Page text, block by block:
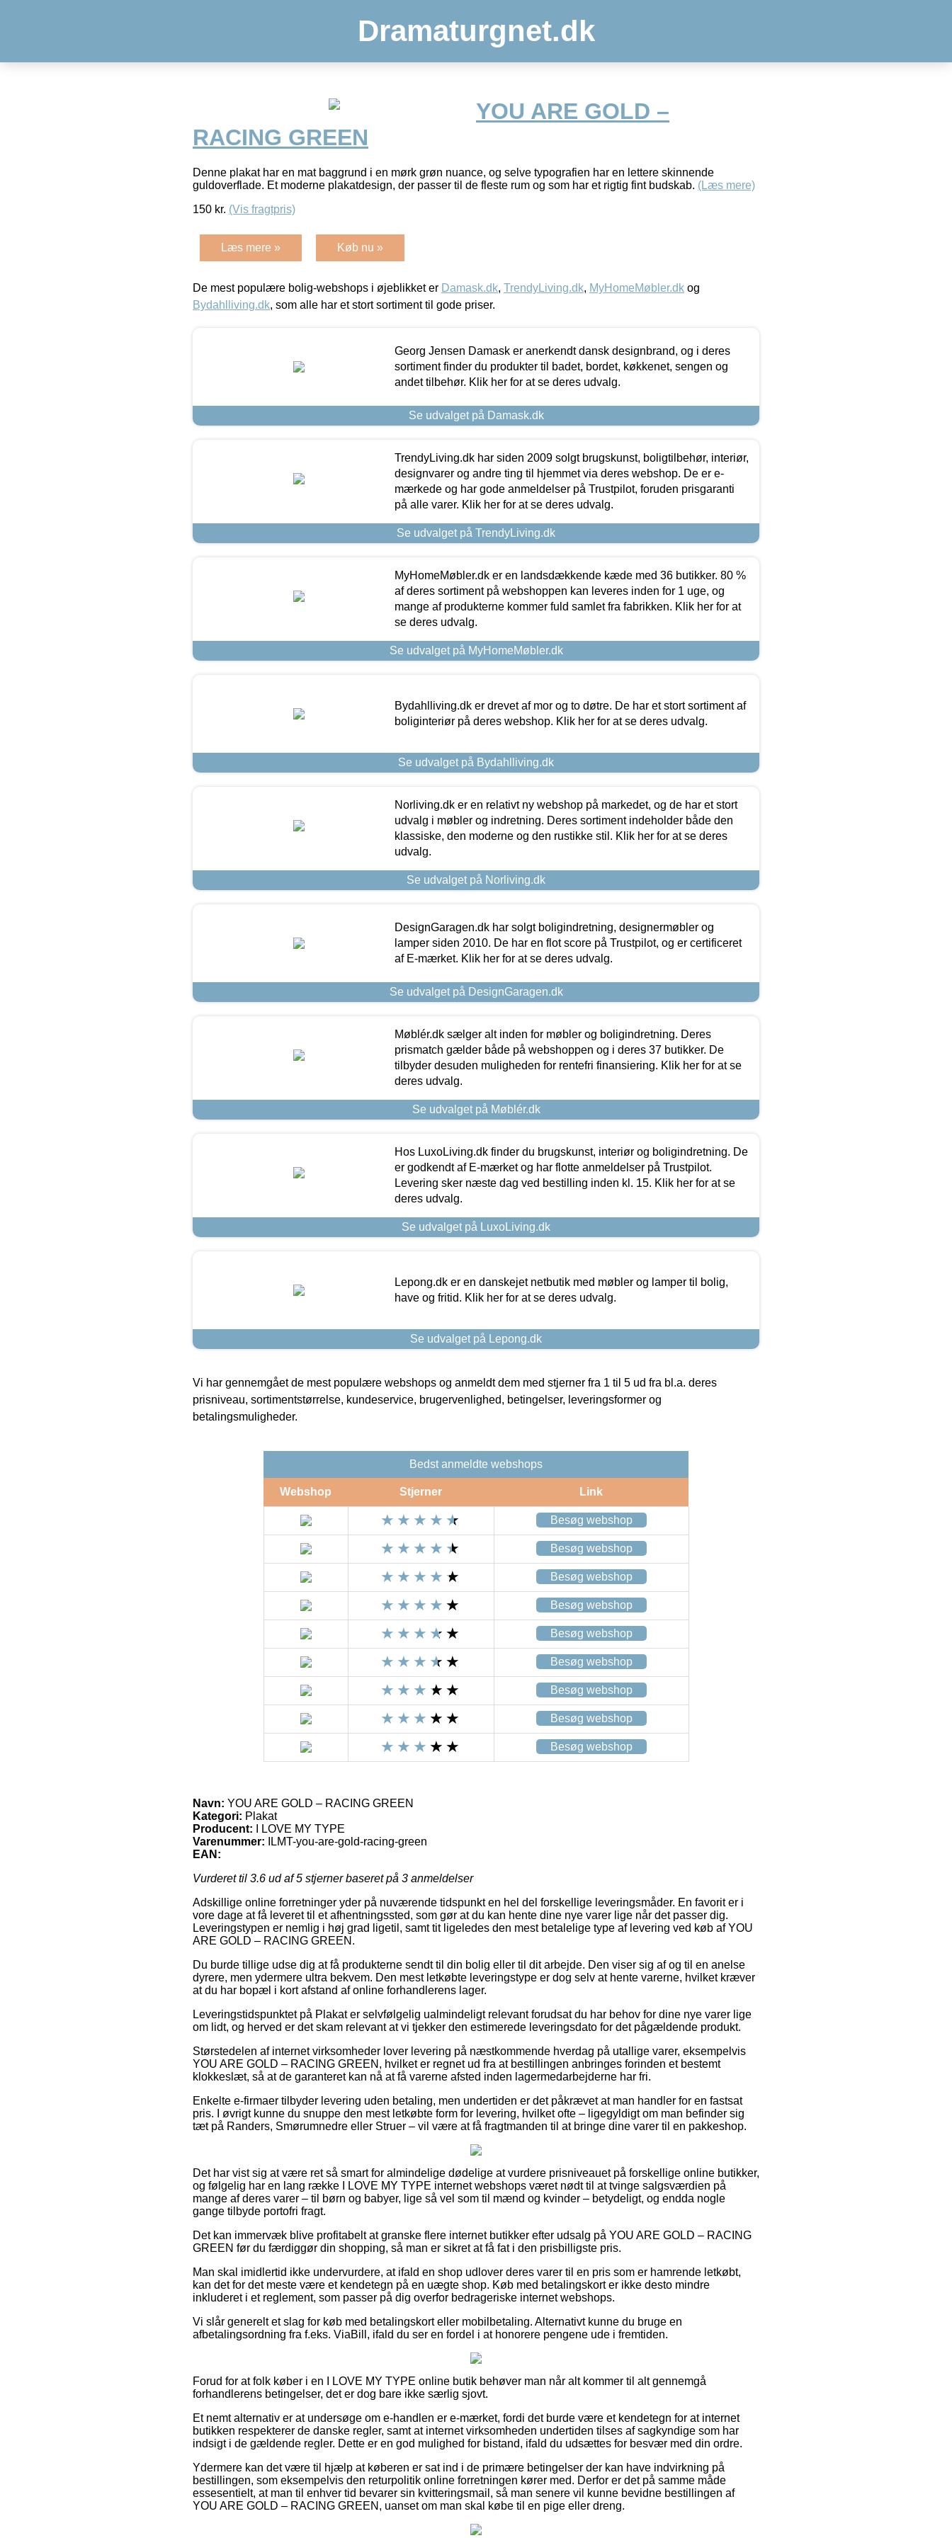
Dramaturgnet.dk
YOU ARE GOLD –
RACING GREEN
Denne plakat har en mat baggrund i en mørk grøn nuance, og selve typografien har en lettere skinnende
guldoverflade. Et moderne plakatdesign, der passer til de fleste rum og som har et rigtig fint budskab. (Læs mere)
150 kr. (Vis fragtpris)
Læs mere » Køb nu »
De mest populære bolig-webshops i øjeblikket er Damask.dk, TrendyLiving.dk, MyHomeMøbler.dk og
Bydahlliving.dk, som alle har et stort sortiment til gode priser.
Georg Jensen Damask er anerkendt dansk designbrand, og i deres
sortiment finder du produkter til badet, bordet, køkkenet, sengen og
andet tilbehør. Klik her for at se deres udvalg.
Se udvalget på Damask.dk
TrendyLiving.dk har siden 2009 solgt brugskunst, boligtilbehør, interiør,
designvarer og andre ting til hjemmet via deres webshop. De er e-
mærkede og har gode anmeldelser på Trustpilot, foruden prisgaranti
på alle varer. Klik her for at se deres udvalg.
Se udvalget på TrendyLiving.dk
MyHomeMøbler.dk er en landsdækkende kæde med 36 butikker. 80 %
af deres sortiment på webshoppen kan leveres inden for 1 uge, og
mange af produkterne kommer fuld samlet fra fabrikken. Klik her for at
se deres udvalg.
Se udvalget på MyHomeMøbler.dk
Bydahlliving.dk er drevet af mor og to døtre. De har et stort sortiment af
boliginteriør på deres webshop. Klik her for at se deres udvalg.
Se udvalget på Bydahlliving.dk
Norliving.dk er en relativt ny webshop på markedet, og de har et stort
udvalg i møbler og indretning. Deres sortiment indeholder både den
klassiske, den moderne og den rustikke stil. Klik her for at se deres
udvalg.
Se udvalget på Norliving.dk
DesignGaragen.dk har solgt boligindretning, designermøbler og
lamper siden 2010. De har en flot score på Trustpilot, og er certificeret
af E-mærket. Klik her for at se deres udvalg.
Se udvalget på DesignGaragen.dk
Møblér.dk sælger alt inden for møbler og boligindretning. Deres
prismatch gælder både på webshoppen og i deres 37 butikker. De
tilbyder desuden muligheden for rentefri finansiering. Klik her for at se
deres udvalg.
Se udvalget på Møblér.dk
Hos LuxoLiving.dk finder du brugskunst, interiør og boligindretning. De
er godkendt af E-mærket og har flotte anmeldelser på Trustpilot.
Levering sker næste dag ved bestilling inden kl. 15. Klik her for at se
deres udvalg.
Se udvalget på LuxoLiving.dk
Lepong.dk er en danskejet netbutik med møbler og lamper til bolig,
have og fritid. Klik her for at se deres udvalg.
Se udvalget på Lepong.dk
Vi har gennemgået de mest populære webshops og anmeldt dem med stjerner fra 1 til 5 ud fra bl.a. deres
prisniveau, sortimentstørrelse, kundeservice, brugervenlighed, betingelser, leveringsformer og
betalingsmuligheder.
Bedst anmeldte webshops
Webshop Stjerner Link
Besøg webshop
Besøg webshop
Besøg webshop
Besøg webshop
Besøg webshop
Besøg webshop
Besøg webshop
Besøg webshop
Besøg webshop
Navn: YOU ARE GOLD – RACING GREEN
Kategori: Plakat
Producent:
I LOVE MY TYPE
Varenummer:
ILMT-you-are-gold-racing-green
EAN:
Vurderet til 3.6 ud af 5 stjerner baseret på 3 anmeldelser
Adskillige online forretninger yder på nuværende tidspunkt en hel del forskellige leveringsmåder. En favorit er i
vore dage at få leveret til et afhentningssted, som gør at du kan hente dine nye varer lige når det passer dig.
Leveringstypen er nemlig i høj grad ligetil, samt tit ligeledes den mest betalelige type af levering ved køb af YOU
ARE GOLD – RACING GREEN.
Du burde tillige udse dig at få produkterne sendt til din bolig eller til dit arbejde. Den viser sig af og til en anelse
dyrere, men ydermere ultra bekvem. Den mest letkøbte leveringstype er dog selv at hente varerne, hvilket kræver
at du har bopæl i kort afstand af online forhandlerens lager.
Leveringstidspunktet på Plakat er selvfølgelig ualmindeligt relevant forudsat du har behov for dine nye varer lige
om lidt, og herved er det skam relevant at vi tjekker den estimerede leveringsdato for det pågældende produkt.
Størstedelen af internet virksomheder lover levering på næstkommende hverdag på utallige varer, eksempelvis
YOU ARE GOLD – RACING GREEN, hvilket er regnet ud fra at bestillingen anbringes forinden et bestemt
klokkeslæt, så at de garanteret kan nå at få varerne afsted inden lagermedarbejderne har fri.
Enkelte e-firmaer tilbyder levering uden betaling, men undertiden er det påkrævet at man handler for en fastsat
pris. I øvrigt kunne du snuppe den mest letkøbte form for levering, hvilket ofte – ligegyldigt om man befinder sig
tæt på Randers, Smørumnedre eller Struer – vil være at få fragtmanden til at bringe dine varer til en pakkeshop.
Det har vist sig at være ret så smart for almindelige dødelige at vurdere prisniveauet på forskellige online butikker,
og følgelig har en lang række I LOVE MY TYPE internet webshops været nødt til at tvinge salgsværdien på
mange af deres varer – til børn og babyer, lige så vel som til mænd og kvinder – betydeligt, og endda nogle
gange tilbyde portofri fragt.
Det kan immervæk blive profitabelt at granske flere internet butikker efter udsalg på YOU ARE GOLD – RACING
GREEN før du færdiggør din shopping, så man er sikret at få fat i den prisbilligste pris.
Man skal imidlertid ikke undervurdere, at ifald en shop udlover deres varer til en pris som er hamrende letkøbt,
kan det for det meste være et kendetegn på en uægte shop. Køb med betalingskort er ikke desto mindre
inkluderet i et reglement, som passer på dig overfor bedrageriske internet webshops.
Vi slår generelt et slag for køb med betalingskort eller mobilbetaling. Alternativt kunne du bruge en
afbetalingsordning fra f.eks. ViaBill, ifald du ser en fordel i at honorere pengene ude i fremtiden.
Forud for at folk køber i en I LOVE MY TYPE online butik behøver man når alt kommer til alt gennemgå
forhandlerens betingelser, det er dog bare ikke særlig sjovt.
Et nemt alternativ er at undersøge om e-handlen er e-mærket, fordi det burde være et kendetegn for at internet
butikken respekterer de danske regler, samt at internet virksomheden undertiden tilses af sagkyndige som har
indsigt i de gældende regler. Dette er en god mulighed for bistand, ifald du udsættes for besvær med din ordre.
Ydermere kan det være til hjælp at køberen er sat ind i de primære betingelser der kan have indvirkning på
bestillingen, som eksempelvis den returpolitik online forretningen kører med. Derfor er det på samme måde
essesentielt, at man til enhver tid bevarer sin kvitteringsmail, så man senere vil kunne bevidne bestillingen af
YOU ARE GOLD – RACING GREEN, uanset om man skal købe til en pige eller dreng.